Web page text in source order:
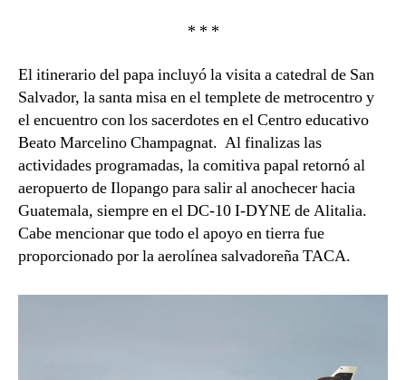
* * *
El itinerario del papa incluyó la visita a catedral de San
Salvador, la santa misa en el templete de metrocentro y
el encuentro con los sacerdotes en el Centro educativo
Beato Marcelino Champagnat. Al finalizas las
actividades programadas, la comitiva papal retornó al
aeropuerto de Ilopango para salir al anochecer hacia
Guatemala, siempre en el DC-10 I-DYNE de Alitalia.
Cabe mencionar que todo el apoyo en tierra fue
proporcionado por la aerolínea salvadoreña TACA.